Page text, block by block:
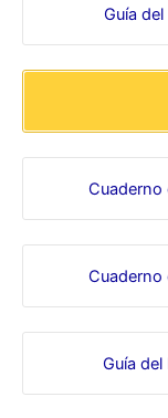
Guía
Cuaderno
Cuaderno
Guía